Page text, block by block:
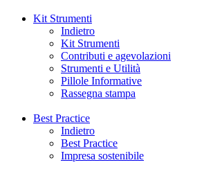
Kit Strumenti
Indietro
Kit Strumenti
Contributi e agevolazioni
Strumenti e Utilità
Pillole Informative
Rassegna stampa
Best Practice
Indietro
Best Practice
Impresa sostenibile